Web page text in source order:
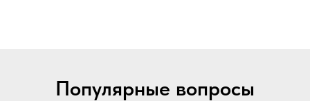
Популярные вопросы